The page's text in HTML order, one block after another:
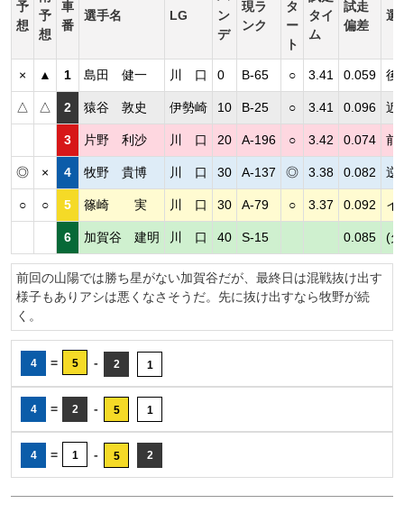
予
想
予
想
車
番
選手名 LG
ン
デ
現ラ
ンク
タ
ー
ト
タイ
ム
試走
偏差
選
× ▲ 1 島田 健一 川 口 0 B-65 ○ 3.41 0.059 後
△ △ 2 猿谷 敦史 伊勢崎 10 B-25 ○ 3.41 0.096 近
3 片野 利沙 川 口 20 A-196 ○ 3.42 0.074 前
◎ × 4 牧野 貴博 川 口 30 A-137 ◎ 3.38 0.082 逆
○ ○ 5 篠崎 実 川 口 30 A-79 ○ 3.37 0.092 イ
6 加賀谷 建明 川 口 40 S-15 0.085 (
前回の山陽では勝ち星がない加賀谷だが、最終日は混戦抜け出す
様子もありアシは悪くなさそうだ。先に抜け出すなら牧野が続
く。
4 = 5 - 2 1
4 = 2 - 5 1
4 = 1 - 5 2